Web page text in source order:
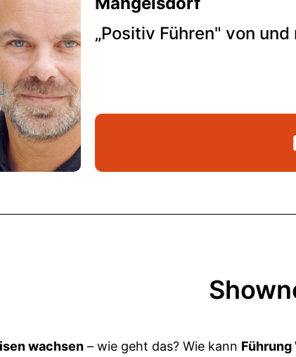
wachsen – wie geht das? Wie kann